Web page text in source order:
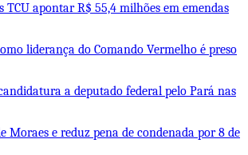
TCU apontar R$ 55,4 milhões em emendas
liderança do Comando Vermelho é preso
a deputado federal pelo Pará nas
Moraes e reduz pena de condenada por 8 de